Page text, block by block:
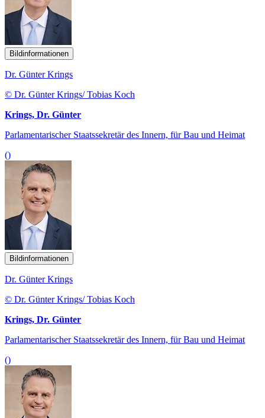
Bildinformationen
Dr. Günter Krings
© Dr. Günter Krings/ Tobias Koch
Krings, Dr. Günter
Parlamentarischer Staatssekretär des Innern, für Bau und Heimat
()
Bildinformationen
Dr. Günter Krings
© Dr. Günter Krings/ Tobias Koch
Krings, Dr. Günter
Parlamentarischer Staatssekretär des Innern, für Bau und Heimat
()